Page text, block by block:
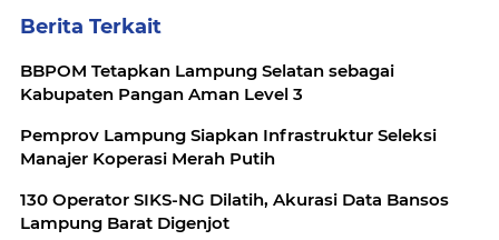
Berita Terkait
BBPOM Tetapkan Lampung Selatan sebagai
Kabupaten Pangan Aman Level 3
Pemprov Lampung Siapkan Infrastruktur Seleksi
Manajer Koperasi Merah Putih
130 Operator SIKS-NG Dilatih, Akurasi Data Bansos
Lampung Barat Digenjot